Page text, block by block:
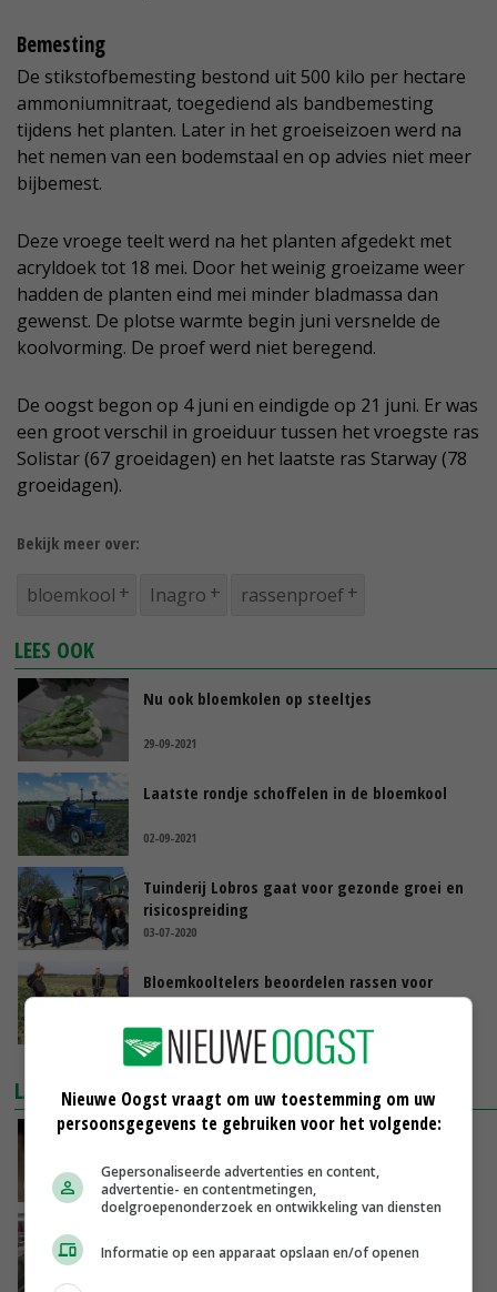
Bemesting
De stikstofbemesting bestond uit 500 kilo per hectare
ammoniumnitraat, toegediend als bandbemesting
tijdens het planten. Later in het groeiseizoen werd na
het nemen van een bodemstaal en op advies niet meer
bijbemest.
Deze vroege teelt werd na het planten afgedekt met
acryldoek tot 18 mei. Door het weinig groeizame weer
hadden de planten eind mei minder bladmassa dan
gewenst. De plotse warmte begin juni versnelde de
koolvorming. De proef werd niet beregend.
De oogst begon op 4 juni en eindigde op 21 juni. Er was
een groot verschil in groeiduur tussen het vroegste ras
Solistar (67 groeidagen) en het laatste ras Starway (78
groeidagen).
Bekijk meer over:
bloemkool Inagro rassenproef
LEES OOK
Nu ook bloemkolen op steeltjes
29-09-2021
Laatste rondje schoffelen in de bloemkool
02-09-2021
Tuinderij Lobros gaat voor gezonde groei en
risicospreiding
03-07-2020
Bloemkooltelers beoordelen rassen voor
vervroegen teelt
12-06-2020
LAATSTE NIEUWS
Boterberg zit echt herstel zuivelmarkt in de
weg
VANDAAG, 08:59
zeugen verdubbeld’
Nieuwe Oogst vraagt om uw toestemming om uw
persoonsgegevens te gebruiken voor het volgende:
Gepersonaliseerde advertenties en content,
advertentie- en contentmetingen,
doelgroepenonderzoek en ontwikkeling van diensten
Informatie op een apparaat opslaan en/of openen